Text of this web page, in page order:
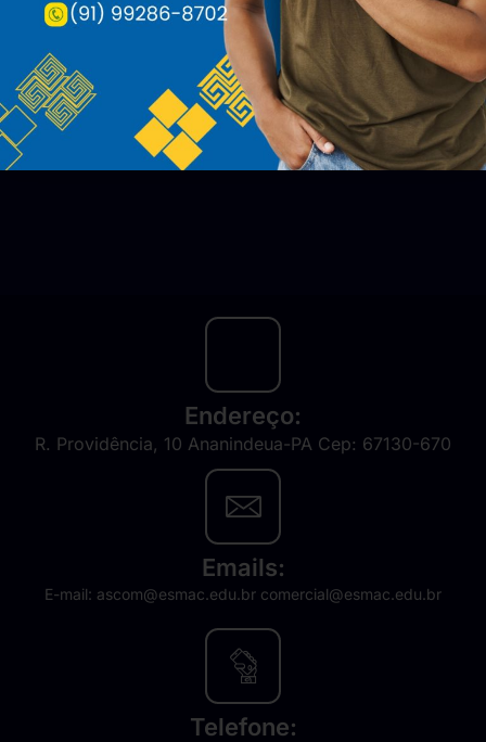
CADASTRAR AGORA
Endereço:
R. Providência, 10 Ananindeua-PA Cep: 67130-670
Emails:
E-mail: ascom@esmac.edu.br comercial@esmac.edu.br
Telefone: